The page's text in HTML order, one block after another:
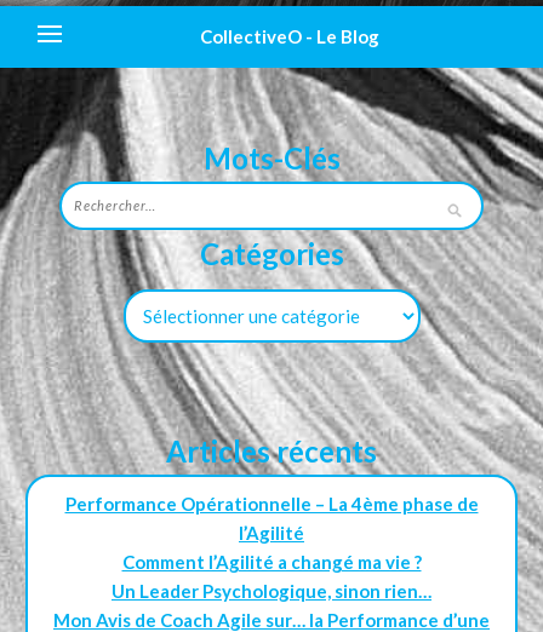
CollectiveO - Le Blog
Mots-Clés
Catégories
Articles récents
Performance Opérationnelle – La 4ème phase de
l’Agilité
Comment l’Agilité a changé ma vie ?
Un Leader Psychologique, sinon rien…
Mon Avis de Coach Agile sur… la Performance d’une